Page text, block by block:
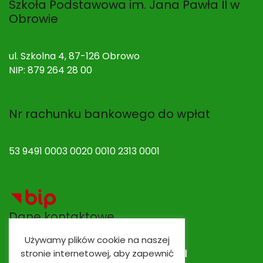
Szkoła Podstawowa im. Jana Pawła II w
Obrowie
ul. Szkolna 4, 87-126 Obrowo
NIP: 879 264 28 00
Nr rachunku bankowego do wpłat
53 9491 0003 0020 0010 2313 0001
Dane kontaktowe
Adres e-mail:spobrowo@spobrowo.pl
Używamy plików cookie na naszej
stronie internetowej, aby zapewnić